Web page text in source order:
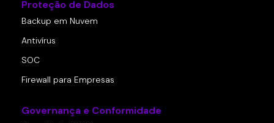
Proteção de Dados
Backup em Nuvem
Antivírus
SOC
Firewall para Empresas
Governança e Conformidade